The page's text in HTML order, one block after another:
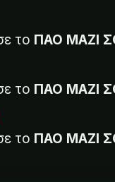
το ΠΑΟ ΜΑΖΙ
το ΠΑΟ ΜΑΖΙ
το ΠΑΟ ΜΑΖΙ